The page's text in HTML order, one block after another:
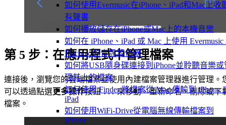
如何使用Evermusic在iPhone、iPad和Mac上收
有聲書
如何播放儲存在iPhone或Mac上的本機音樂
如何在 iPhone、iPad 或 Mac 上使用 Evermusic
Flacbox 的音訊等化器
如何將USB隨身碟連接到iPhone並聆聽音樂或
理其上的檔案
如何使用 Finder 將檔案從 Mac 傳輸到 iPhone
iPad
如何使用WiFi-Drive從電腦無線傳輸檔案到
iPhone
第 5 步：在應用程式中管理檔案
連接後，瀏覽您的雲端檔案並使用內建檔案管理器進行管理。
可以透過點選更多操作按鈕...來移動、重新命名、刪除或下
檔案。